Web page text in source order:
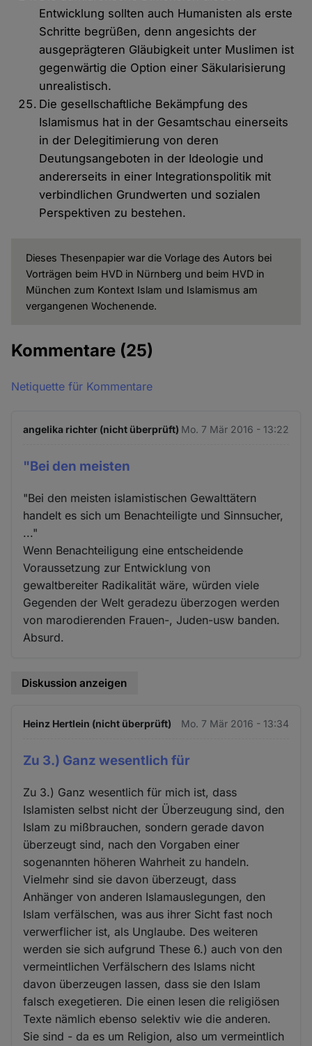
Entwicklung sollten auch Humanisten als erste
Schritte begrüßen, denn angesichts der
ausgeprägteren Gläubigkeit unter Muslimen ist
gegenwärtig die Option einer Säkularisierung
unrealistisch.
Die gesellschaftliche Bekämpfung des
Islamismus hat in der Gesamtschau einerseits
in der Delegitimierung von deren
Deutungsangeboten in der Ideologie und
andererseits in einer Integrationspolitik mit
verbindlichen Grundwerten und sozialen
Perspektiven zu bestehen.
Dieses Thesenpapier war die Vorlage des Autors bei
Vorträgen beim HVD in Nürnberg und beim HVD in
München zum Kontext Islam und Islamismus am
vergangenen Wochenende.
Kommentare (25)
Netiquette für Kommentare
angelika richter (nicht überprüft) Mo. 7 Mär 2016 - 13:22
"Bei den meisten
"Bei den meisten islamistischen Gewalttätern
handelt es sich um Benachteiligte und Sinnsucher,
..."
Wenn Benachteiligung eine entscheidende
Voraussetzung zur Entwicklung von
gewaltbereiter Radikalität wäre, würden viele
Gegenden der Welt geradezu überzogen werden
von marodierenden Frauen-, Juden-usw banden.
Absurd.
Diskussion anzeigen
Heinz Hertlein (nicht überprüft) Mo. 7 Mär 2016 - 13:34
Zu 3.) Ganz wesentlich für
Zu 3.) Ganz wesentlich für mich ist, dass
Islamisten selbst nicht der Überzeugung sind, den
Islam zu mißbrauchen, sondern gerade davon
überzeugt sind, nach den Vorgaben einer
sogenannten höheren Wahrheit zu handeln.
Vielmehr sind sie davon überzeugt, dass
Anhänger von anderen Islamauslegungen, den
Islam verfälschen, was aus ihrer Sicht fast noch
verwerflicher ist, als Unglaube. Des weiteren
werden sie sich aufgrund These 6.) auch von den
vermeintlichen Verfälschern des Islams nicht
davon überzeugen lassen, dass sie den Islam
falsch exegetieren. Die einen lesen die religiösen
Texte nämlich ebenso selektiv wie die anderen.
Sie sind - da es um Religion, also um vermeintlich